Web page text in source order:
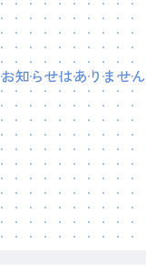
お知らせはありません